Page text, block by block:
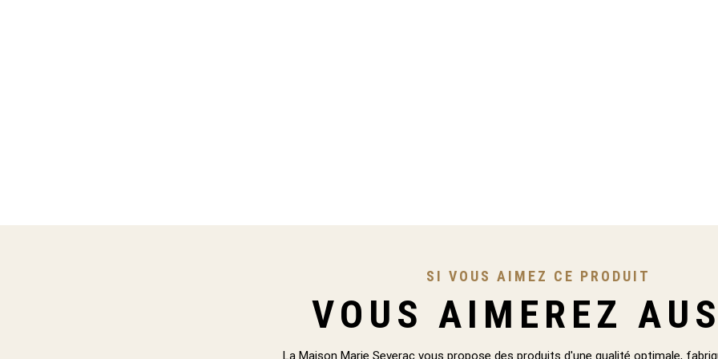
SI VOUS AIMEZ CE PRODUIT
VOUS AIMEREZ
La Maison Marie Severac vous propose des produits d'une qualité optimale,